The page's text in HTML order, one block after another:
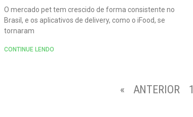
O mercado pet tem crescido de forma consistente no
Brasil, e os aplicativos de delivery, como o iFood, se
tornaram
CONTINUE LENDO
« ANTERIOR 1